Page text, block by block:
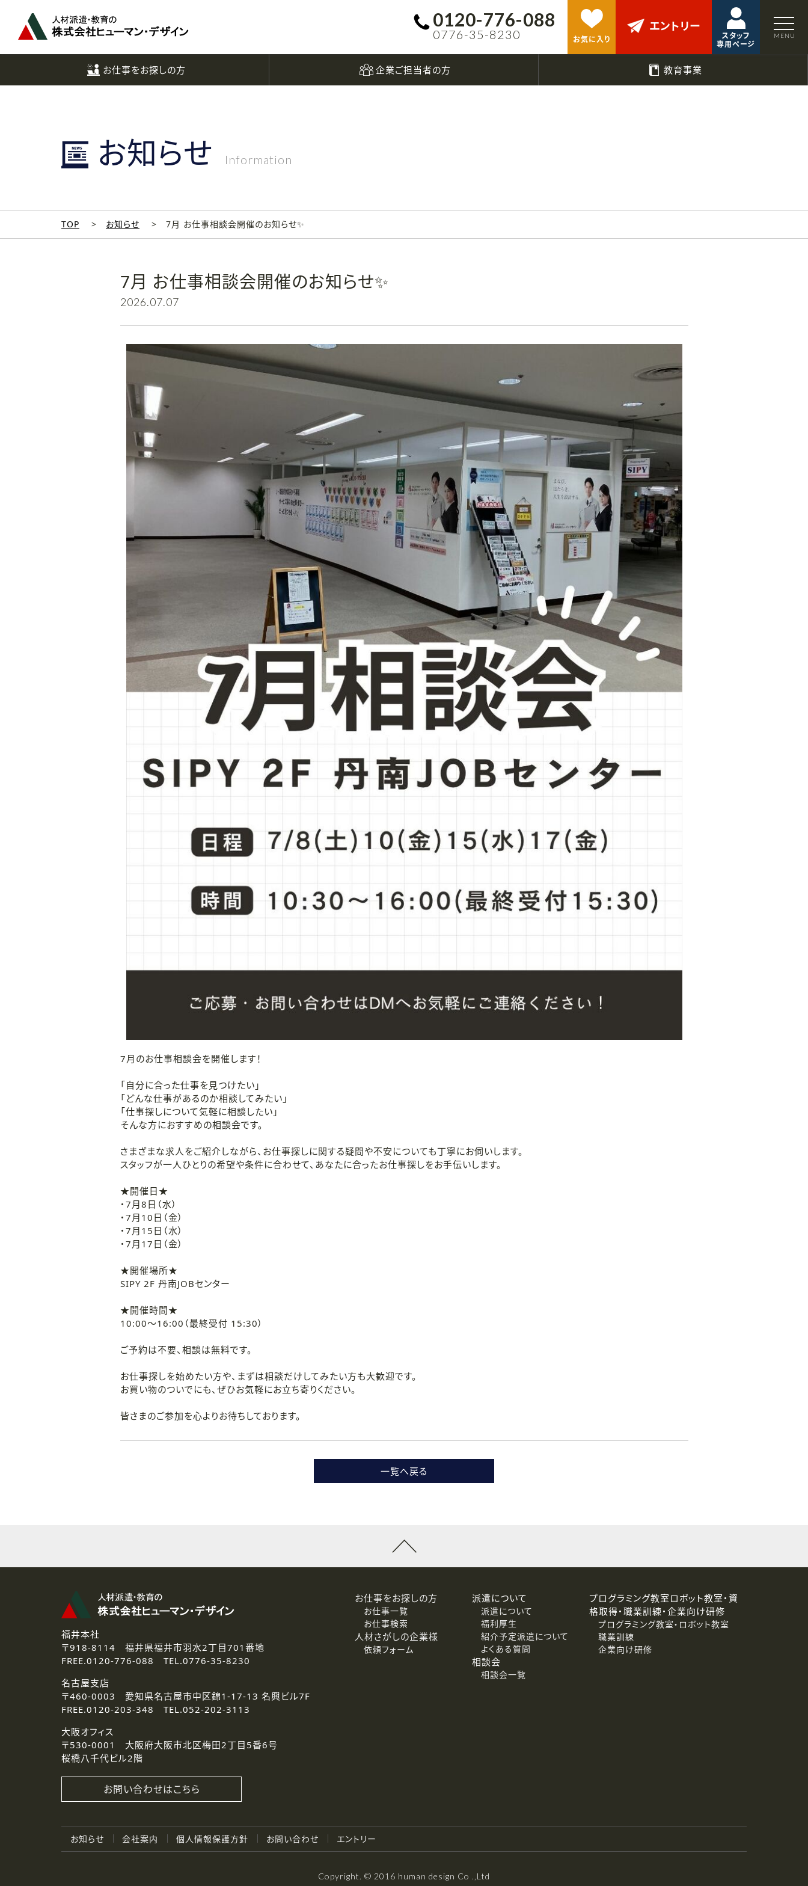
0120-776-088
0776-35-8230 お気に入り
エントリー
スタッフ
専用ページ
お仕事をお探しの方 企業ご担当者の方 教育事業
お知らせ Information
TOP お知らせ 7月 お仕事相談会開催のお知らせ✨
7月 お仕事相談会開催のお知らせ✨
2026.07.07
7月のお仕事相談会を開催します！
「自分に合った仕事を見つけたい」
「どんな仕事があるのか相談してみたい」
「仕事探しについて気軽に相談したい」
そんな方におすすめの相談会です。
さまざまな求人をご紹介しながら、お仕事探しに関する疑問や不安についても丁寧にお伺いします。
スタッフが一人ひとりの希望や条件に合わせて、あなたに合ったお仕事探しをお手伝いします。
★開催日★
・7月8日（水）
・7月10日（金）
・7月15日（水）
・7月17日（金）
★開催場所★
SIPY 2F 丹南JOBセンター
★開催時間★
10:00～16:00（最終受付 15:30）
ご予約は不要、相談は無料です。
お仕事探しを始めたい方や、まずは相談だけしてみたい方も大歓迎です。
お買い物のついでにも、ぜひお気軽にお立ち寄りください。
皆さまのご参加を心よりお待ちしております。
一覧へ戻る
へ
福井本社
〒918-8114 福井県福井市羽水2丁目701番地
FREE.0120-776-088 TEL.0776-35-8230
名古屋支店
〒460-0003 愛知県名古屋市中区錦1-17-13 名興ビル7F
FREE.0120-203-348 TEL.052-202-3113
大阪オフィス
〒530-0001 大阪府大阪市北区梅田2丁目5番6号
桜橋八千代ビル2階
お問い合わせはこちら
お仕事をお探しの方
お仕事一覧
お仕事検索
人材さがしの企業様
依頼フォーム
派遣について
派遣について
福利厚生
紹介予定派遣について
よくある質問
相談会
相談会一覧
プログラミング教室ロボット教室・資
格取得・職業訓練・企業向け研修
プログラミング教室・ロボット教室
職業訓練
企業向け研修
お知らせ 会社案内 個人情報保護方針 お問い合わせ エントリー
Copyright. © 2016 human design Co .,Ltd